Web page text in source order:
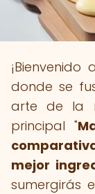
¡Bienvenido a
donde se
arte de la
principal "
mejor
sumergirás